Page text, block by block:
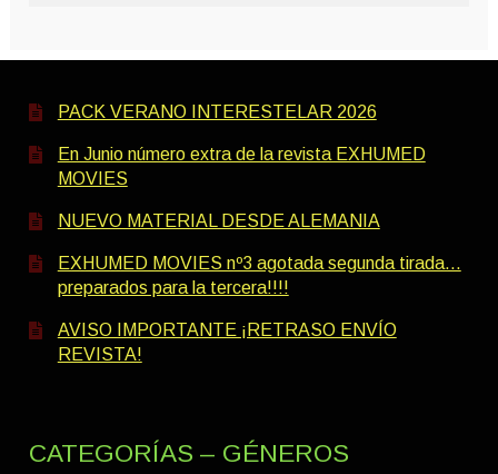
PACK VERANO INTERESTELAR 2026
En Junio número extra de la revista EXHUMED
MOVIES
NUEVO MATERIAL DESDE ALEMANIA
EXHUMED MOVIES nº3 agotada segunda tirada…
preparados para la tercera!!!!
AVISO IMPORTANTE ¡RETRASO ENVÍO
REVISTA!
CATEGORÍAS – GÉNEROS